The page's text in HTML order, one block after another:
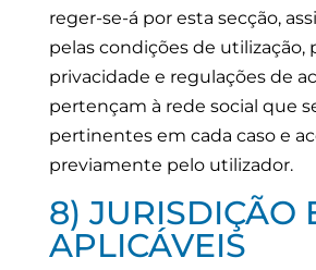
reger-se-á por esta secção,
pelas condições de utilização,
privacidade e regulações de
pertençam à rede social que
pertinentes em cada caso e
previamente pelo utilizador.
8) JURISDIÇÃO
APLICÁVEIS